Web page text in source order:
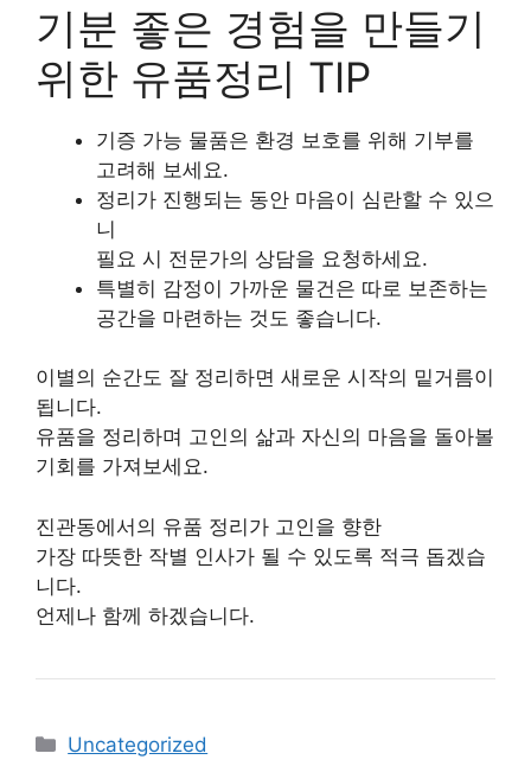
기분 좋은 경험을 만들기
위한 유품정리 TIP
기증 가능 물품은 환경 보호를 위해 기부를
고려해 보세요.
정리가 진행되는 동안 마음이 심란할 수 있으
니
필요 시 전문가의 상담을 요청하세요.
특별히 감정이 가까운 물건은 따로 보존하는
공간을 마련하는 것도 좋습니다.
이별의 순간도 잘 정리하면 새로운 시작의 밑거름이
됩니다.
유품을 정리하며 고인의 삶과 자신의 마음을 돌아볼
기회를 가져보세요.
진관동에서의 유품 정리가 고인을 향한
가장 따뜻한 작별 인사가 될 수 있도록 적극 돕겠습
니다.
언제나 함께 하겠습니다.
카
Uncategorized